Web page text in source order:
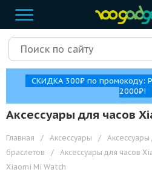
СКИДКА 300₽ по промокоду:
2000₽!
Аксессуары для часов
Главная / Аксессуары /
Аксессуары
браслетов
/ Аксессуары для часов
Xiaomi Mi Watch